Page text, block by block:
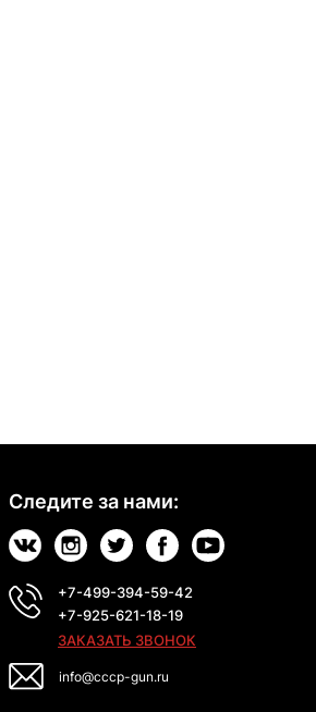
Следите за нами:
+7-499-394-59-42
+7-925-621-18-19
ЗАКАЗАТЬ ЗВОНОК
info@cccp-gun.ru